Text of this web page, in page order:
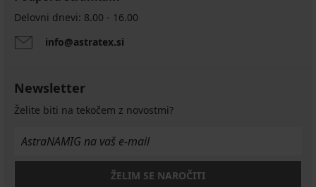
Samostoječe
nogavice
Chic
30
DEN
€
Samostoječe
nogavice
Divine
30
DEN
€
Samostoječe
nogavice
20
DEN
10,99
akcija
Samostoječe
nogavice
Grace
I
30
18,19
€
25,99
Samostoječe
nogavice
10
akcija
2+1
Podvezne
Anne
akcija
BREZPLAČNO
Delovni dnevi: 8.00 - 16.00
info@astratex.si
Newsletter
Želite biti na tekočem z novostmi?
ŽELIM SE NAROČITI